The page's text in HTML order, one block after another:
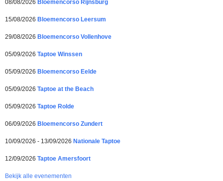
08/08/2026 Bloemencorso Rijnsburg
15/08/2026 Bloemencorso Leersum
29/08/2026 Bloemencorso Vollenhove
05/09/2026 Taptoe Winssen
05/09/2026 Bloemencorso Eelde
05/09/2026 Taptoe at the Beach
05/09/2026 Taptoe Rolde
06/09/2026 Bloemencorso Zundert
10/09/2026 - 13/09/2026 Nationale Taptoe
12/09/2026 Taptoe Amersfoort
Bekijk alle evenementen